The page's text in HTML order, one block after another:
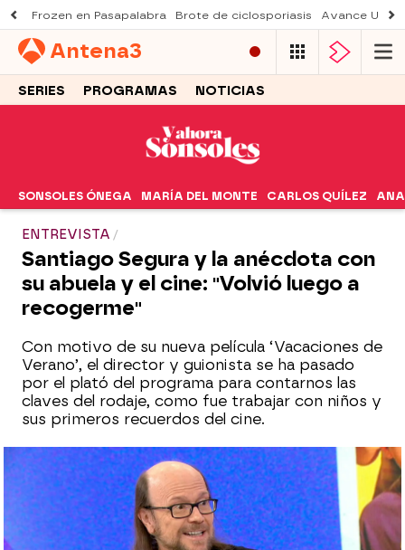
Frozen en Pasapalabra Brote de ciclosporiasis Avance Una
Antena3
SERIES PROGRAMAS NOTICIAS
SONSOLES ÓNEGA MARÍA DEL MONTE CARLOS QUÍLEZ ANA
ENTREVISTA
Santiago Segura y la anécdota con
su abuela y el cine: "Volvió luego a
recogerme"
Con motivo de su nueva película ‘Vacaciones de
Verano’, el director y guionista se ha pasado
por el plató del programa para contarnos las
claves del rodaje, como fue trabajar con niños y
sus primeros recuerdos del cine.